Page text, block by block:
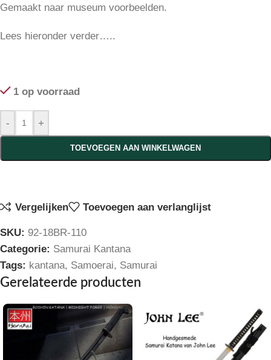
Gemaakt naar museum voorbeelden.
Lees hieronder verder…..
1 op voorraad
- +
TOEVOEGEN AAN WINKELWAGEN
Vergelijken Toevoegen aan verlanglijst
SKU: 92-18BR-110
Categorie: Samurai Kantana
Tags: kantana, Samoerai, Samurai
Gerelateerde producten